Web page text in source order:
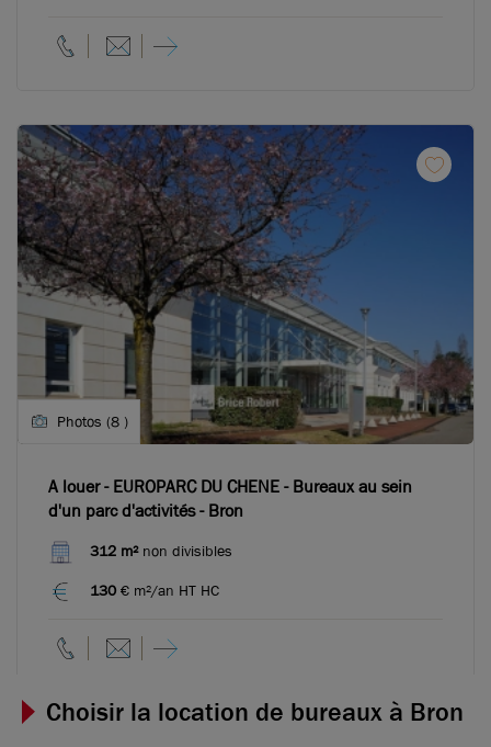
Photos (8 )
A louer - EUROPARC DU CHENE - Bureaux au sein
d'un parc d'activités - Bron
312 m²non divisibles
130 € m²/an HT HC
Choisir la location de bureaux à Bron